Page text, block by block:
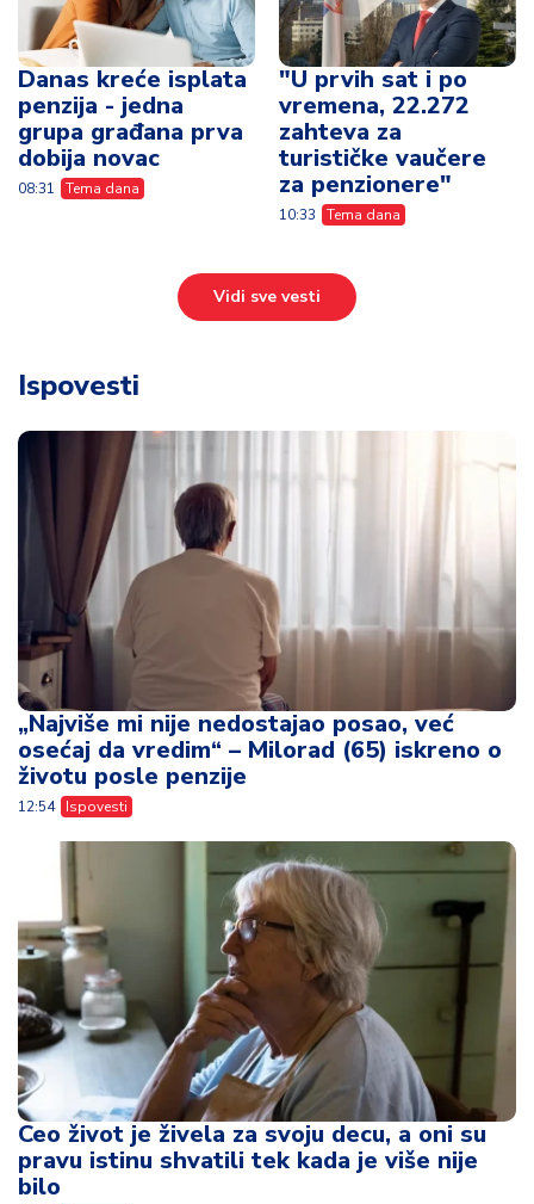
Danas kreće isplata
penzija - jedna
grupa građana prva
dobija novac
08:31 Tema dana
"U prvih sat i po
vremena, 22.272
zahteva za
turističke vaučere
za penzionere"
10:33 Tema dana
Vidi sve vesti
Ispovesti
„Najviše mi nije nedostajao posao, već
osećaj da vredim“ – Milorad (65) iskreno o
životu posle penzije
12:54 Ispovesti
Ceo život je živela za svoju decu, a oni su
pravu istinu shvatili tek kada je više nije
bilo